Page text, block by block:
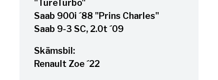
"TureTurbo"
Saab 900i ´88 "Prins Charles"
Saab 9-3 SC, 2.0t ´09
Skämsbil:
Renault Zoe ´22